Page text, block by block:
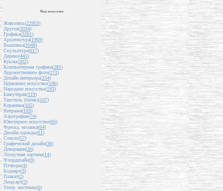
Вид искусства
Живопись(22953)
Другое(3334)
Графика(3261)
Архитектура(1969)
Вышивка(1048)
Скульптура(617)
Дерево(445)
Куклы(302)
Компьютерная графика(281)
Художественное фото(273)
Дизайн интерьера(254)
Церковное искусство(196)
Народное искусство(193)
Бижутерия(119)
Текстиль (батик)(107)
Керамика(105)
Витражи(103)
Аэрография(74)
Ювелирное искусство(66)
Фреска, мозаика(64)
Дизайн одежды(61)
Стекло(57)
Графический дизайн(38)
Декорации(26)
Лоскутная картина(14)
Флордизайн(9)
Пэчворк(4)
Бодиарт(3)
Плакат(2)
Ленд-арт(2)
Театр. костюмы(0)